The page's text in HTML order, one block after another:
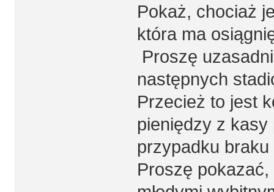
Pokaż, chociaż
która ma
Proszę
następnych
Przecież to jest
pieniędzy z kasy
przypadku braku
Proszę